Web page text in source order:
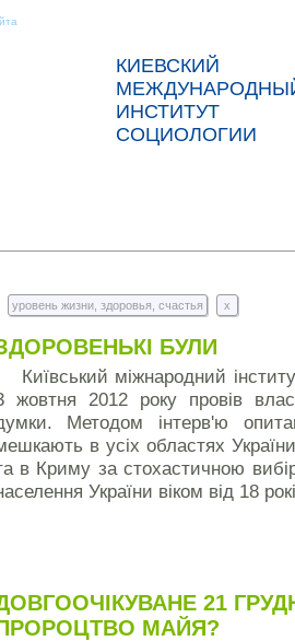
КИЕВСКИЙ
ИНСТИТУТ
СОЦИОЛОГИИ
уровень жизни, здоровья, счастья x
БУЛИ
Київський міжнародний
жовтня 2012 року провів
Методом інтерв'ю
в усіх областях
в Криму за стохастичною
України віком від 18
21
МАЙЯ?